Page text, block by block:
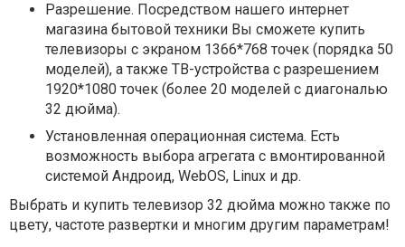
Разрешение. Посредством нашего интернет
магазина бытовой техники Вы сможете купить
телевизоры с экраном 1366*768 точек (порядка 50
моделей), а также ТВ-устройства с разрешением
1920*1080 точек (более 20 моделей с диагональю
32 дюйма).
Установленная операционная система. Есть
возможность выбора агрегата с вмонтированной
системой Андроид, WebOS, Linux и др.
Выбрать и купить телевизор 32 дюйма можно также по
цвету, частоте развертки и многим другим параметрам!